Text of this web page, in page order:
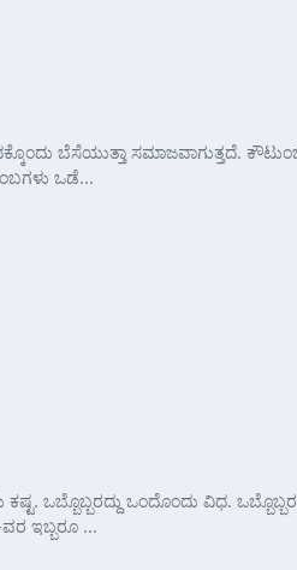
ಬೆಸೆಯುತ್ತಾ ಸಮಾಜವಾಗುತ್ತದೆ.
ಒಡೆ...
ಒಬ್ಬೊಬ್ಬರದ್ದು ಒಂದೊಂದು ವಿಧ.
ಇಬ್ಬರೂ ...